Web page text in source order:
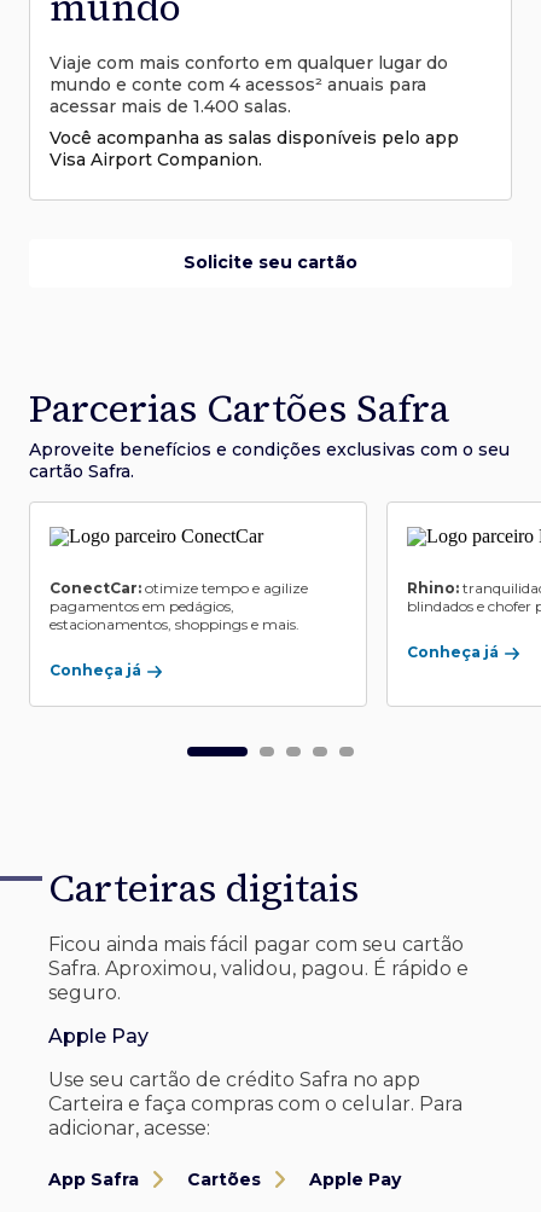
Viaje com mais conforto em qualquer lugar do
mundo e conte com 4 acessos² anuais para
acessar mais de 1.400 salas.
Você acompanha as salas disponíveis pelo app
Visa Airport Companion.
Solicite seu cartão
Parcerias Cartões Safra
Aproveite benefícios e condições exclusivas com o seu
cartão Safra.
ConectCar: otimize tempo e agilize
pagamentos em pedágios,
estacionamentos, shoppings e mais.
Conheça já
Rhino:
blindados e chofer
Conheça já
Carteiras digitais
Ficou ainda mais fácil pagar com seu cartão
Safra. Aproximou, validou, pagou. É rápido e
seguro.
Apple Pay
Use seu cartão de crédito Safra no app
Carteira e faça compras com o celular. Para
adicionar, acesse:
App Safra Cartões Apple Pay